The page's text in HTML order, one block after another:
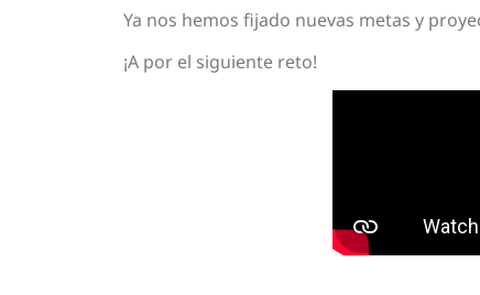
Ya nos hemos fijado nuevas metas y
¡A por el siguiente reto!